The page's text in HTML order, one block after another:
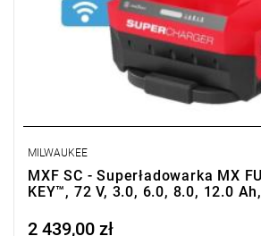
MILWAUKEE
MXF SC - Superładowarka MX
KEY™, 72 V, 3.0, 6.0, 8.0, 12.0
Price tax included
2 439,00 zł